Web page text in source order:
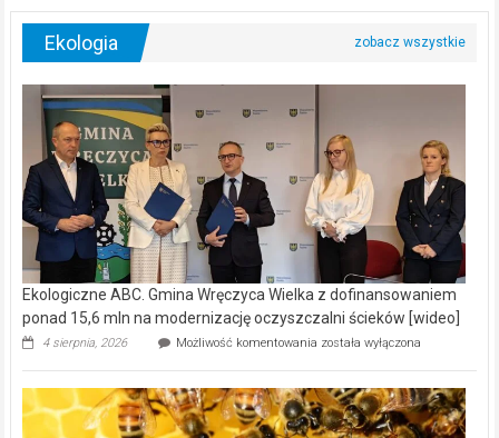
Ekologia
Ekologiczne ABC. Gmina Wręczyca Wielka z dofinansowaniem
ponad 15,6 mln na modernizację oczyszczalni ścieków [wideo]
4 sierpnia, 2026 Możliwość komentowania Ekologiczne
Wręczyca
Wielka
z
została wyłączona